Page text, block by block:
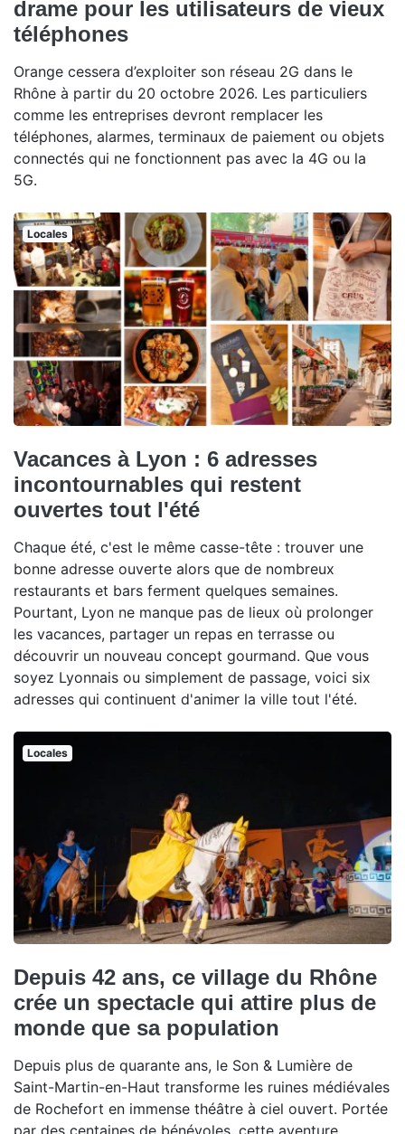
drame pour les utilisateurs de vieux
téléphones
Orange cessera d’exploiter son réseau 2G dans le
Rhône à partir du 20 octobre 2026. Les particuliers
comme les entreprises devront remplacer les
téléphones, alarmes, terminaux de paiement ou objets
connectés qui ne fonctionnent pas avec la 4G ou la
5G.
Locales
Vacances à Lyon : 6 adresses
incontournables qui restent
ouvertes tout l'été
Chaque été, c'est le même casse-tête : trouver une
bonne adresse ouverte alors que de nombreux
restaurants et bars ferment quelques semaines.
Pourtant, Lyon ne manque pas de lieux où prolonger
les vacances, partager un repas en terrasse ou
découvrir un nouveau concept gourmand. Que vous
soyez Lyonnais ou simplement de passage, voici six
adresses qui continuent d'animer la ville tout l'été.
Locales
Depuis 42 ans, ce village du Rhône
crée un spectacle qui attire plus de
monde que sa population
Depuis plus de quarante ans, le Son & Lumière de
Saint-Martin-en-Haut transforme les ruines médiévales
de Rochefort en immense théâtre à ciel ouvert. Portée
par des centaines de bénévoles, cette aventure